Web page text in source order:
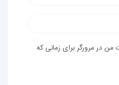
من در مرورگر برای زمانی که